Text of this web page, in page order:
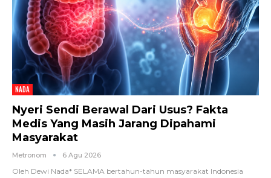
NADA
Nyeri Sendi Berawal Dari Usus? Fakta
Medis Yang Masih Jarang Dipahami
Masyarakat
Metronom 6 Agu 2026
Oleh Dewi Nada* SELAMA bertahun-tahun masyarakat Indonesia